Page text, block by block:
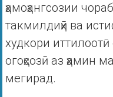
ҳамоҳангсозии
такмилдиҳӣ ва
худкори
огоҳсозӣ аз ҳамин
мегирад.